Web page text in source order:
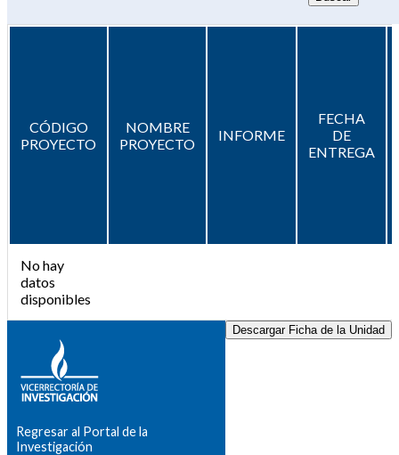
CÓDIGO
PROYECTO
NOMBRE
PROYECTO
INFORME
FECHA
DE
ENTREGA
No hay
datos
disponibles
Descargar Ficha de la Unidad
Regresar al Portal de la
Investigación